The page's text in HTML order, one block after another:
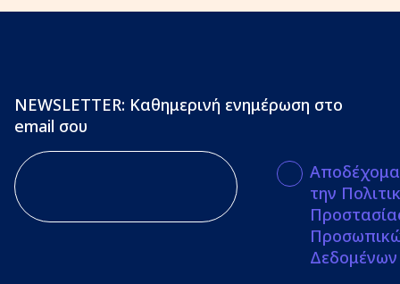
NEWSLETTER: Καθημερινή ενημέρωση στο
email σου
την
Δεδομένων